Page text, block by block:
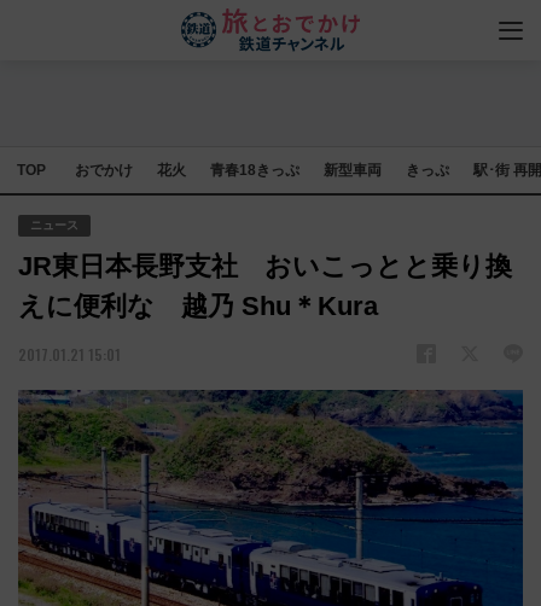
TOP おでかけ 花火 青春18きっぷ 新型車両 きっぷ 駅･街 再
ニュース
JR東日本長野支社 おいこっとと乗り換
えに便利な 越乃 Shu＊Kura
2017.01.21 15:01